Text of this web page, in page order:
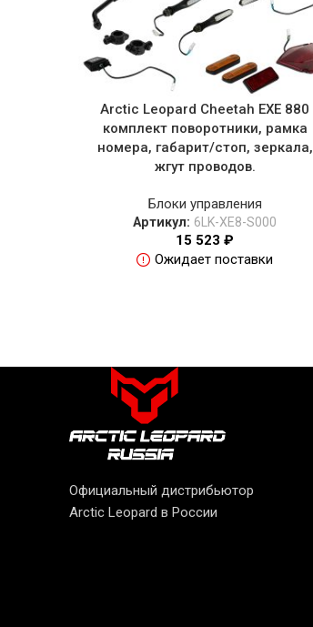
Arctic Leopard Cheetah EXE 880
комплект поворотники, рамка
номера, габарит/стоп, зеркала,
жгут проводов.
Блоки управления
Артикул: 6LK-XE8-S000
15 523 ₽
Ожидает поставки
Официальный дистрибьютор
Arctic Leopard в России